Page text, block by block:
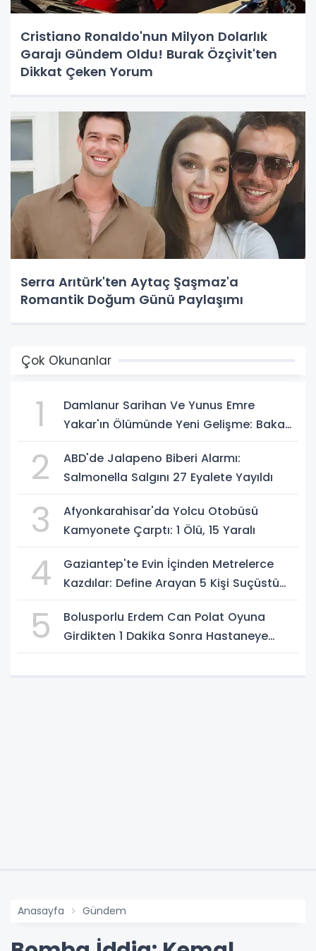
Cristiano Ronaldo'nun Milyon Dolarlık
Garajı Gündem Oldu! Burak Özçivit'ten
Dikkat Çeken Yorum
Serra Arıtürk'ten Aytaç Şaşmaz'a
Romantik Doğum Günü Paylaşımı
Çok Okunanlar
1
Damlanur Sarihan Ve Yunus Emre
Yakar'ın Ölümünde Yeni Gelişme: Bakan
2
ABD'de Jalapeno Biberi Alarmı:
Salmonella Salgını 27 Eyalete Yayıldı
3
Afyonkarahisar'da Yolcu Otobüsü
Kamyonete Çarptı: 1 Ölü, 15 Yaralı
4
Gaziantep'te Evin İçinden Metrelerce
Kazdılar: Define Arayan 5 Kişi Suçüstü
5
Bolusporlu Erdem Can Polat Oyuna
Girdikten 1 Dakika Sonra Hastaneye
Anasayfa Gündem